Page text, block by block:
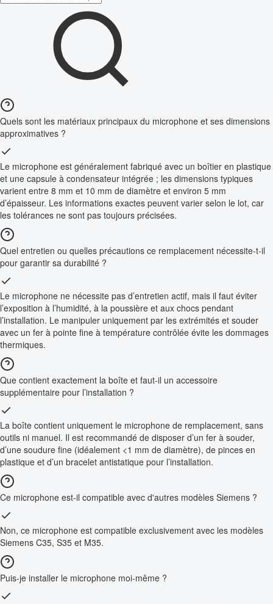
Quels sont les matériaux principaux du microphone et ses dimensions
approximatives ?
Le microphone est généralement fabriqué avec un boîtier en plastique
et une capsule à condensateur intégrée ; les dimensions typiques
varient entre 8 mm et 10 mm de diamètre et environ 5 mm
d’épaisseur. Les informations exactes peuvent varier selon le lot, car
les tolérances ne sont pas toujours précisées.
Quel entretien ou quelles précautions ce remplacement nécessite-t-il
pour garantir sa durabilité ?
Le microphone ne nécessite pas d’entretien actif, mais il faut éviter
l’exposition à l’humidité, à la poussière et aux chocs pendant
l’installation. Le manipuler uniquement par les extrémités et souder
avec un fer à pointe fine à température contrôlée évite les dommages
thermiques.
Que contient exactement la boîte et faut-il un accessoire
supplémentaire pour l’installation ?
La boîte contient uniquement le microphone de remplacement, sans
outils ni manuel. Il est recommandé de disposer d’un fer à souder,
d’une soudure fine (idéalement <1 mm de diamètre), de pinces en
plastique et d’un bracelet antistatique pour l’installation.
Ce microphone est-il compatible avec d'autres modèles Siemens ?
Non, ce microphone est compatible exclusivement avec les modèles
Siemens C35, S35 et M35.
Puis-je installer le microphone moi-même ?